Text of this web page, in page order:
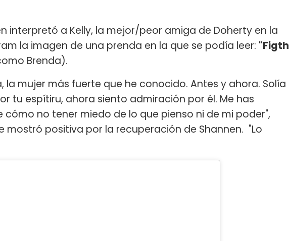
interpretó a Kelly, la mejor/peor amiga de Doherty en la
la imagen de una prenda en la que se podía leer: "Figth
Brenda).
la mujer más fuerte que he conocido. Antes y ahora. Solía
tu espítiru, ahora siento admiración por él. Me has
no tener miedo de lo que pienso ni de mi poder",
mostró positiva por la recuperación de Shannen. "Lo